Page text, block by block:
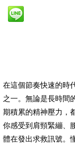
在這個節奏快速的時
之一。無論是長時間
期積累的精神壓力，
你感受到肩頸緊繃、
體在發出求救訊號。